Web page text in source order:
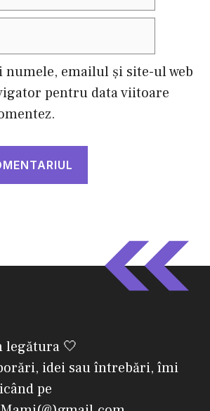
numele, emailul și site-ul web
pentru data viitoare
legătura 🤍
idei sau întrebări, îmi
pe